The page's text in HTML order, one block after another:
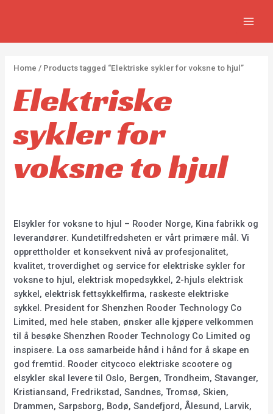
r
u
c
t
r
u
c
r
u
t
Home / Products tagged “Elektriske sykler for voksne to hjul”
Elektriske
sykler for
voksne to hjul
Elsykler for voksne to hjul – Rooder Norge, Kina fabrikk og
leverandører. Kundetilfredsheten er vårt primære mål. Vi
opprettholder et konsekvent nivå av profesjonalitet,
kvalitet, troverdighet og service for elektriske sykler for
voksne to hjul, elektrisk mopedsykkel, 2-hjuls elektrisk
sykkel, elektrisk fettsykkelfirma, raskeste elektriske
sykkel. President for Shenzhen Rooder Technology Co
Limited, med hele staben, ønsker alle kjøpere velkommen
til å besøke Shenzhen Rooder Technology Co Limited og
inspisere. La oss samarbeide hånd i hånd for å skape en
god fremtid. Rooder citycoco elektriske scootere og
elsykler skal levere til Oslo, Bergen, Trondheim, Stavanger,
Kristiansand, Fredrikstad, Sandnes, Tromsø, Skien,
Drammen, Sarpsborg, Bodø, Sandefjord, Ålesund, Larvik,